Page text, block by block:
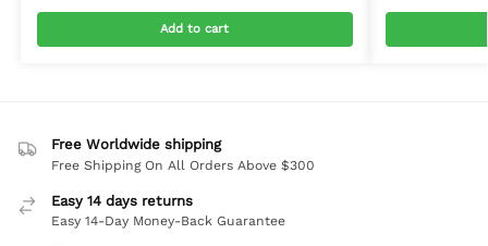
Add to cart
Free Worldwide shipping
Free Shipping On All Orders Above $300
Easy 14 days returns
Easy 14-Day Money-Back Guarantee